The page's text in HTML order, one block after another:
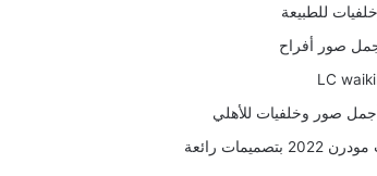
للطبيعة
صور أفراح
صور وخلفيات للأهلي
رائعة